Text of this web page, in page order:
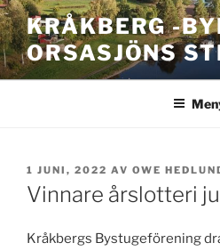
Hoppa
till
innehåll
KRÅKBERG -
ORSASJÖNS
PUBLICERAT
1 JUNI, 2022 AV OWE
Vinnare årslotteri
Kråkbergs Bystugeförening